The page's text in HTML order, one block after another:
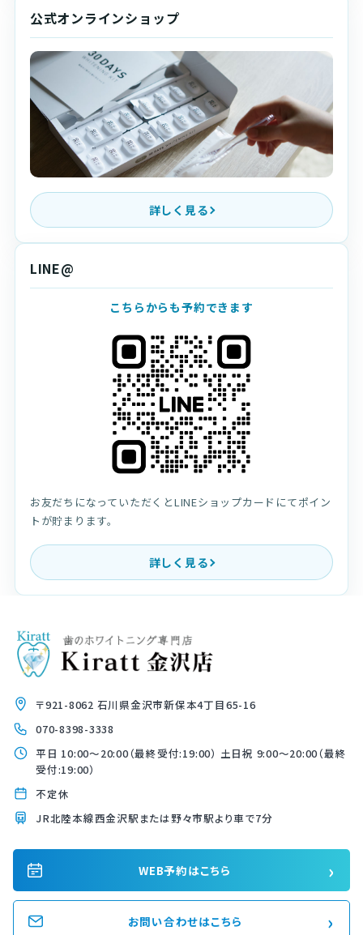
公式オンラインショップ
詳しく見る
LINE@
こちらからも予約できます
お友だちになっていただくとLINEショップカードにてポイン
トが貯まります。
詳しく見る
〒921-8062 石川県金沢市新保本4丁目65-16
070-8398-3338
平日 10:00〜20:00（最終受付:19:00） 土日祝 9:00〜20:00（最終
受付:19:00）
不定休
JR北陸本線西金沢駅または野々市駅より車で7分
WEB予約はこちら ›
お問い合わせはこちら ›